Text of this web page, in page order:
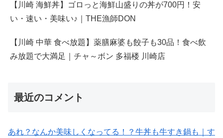
【川崎 海鮮丼】ゴロっと海鮮山盛りの丼が700円！安
い・速い・美味い♪｜THE漁師DON
【川崎 中華 食べ放題】薬膳麻婆も餃子も30品！食べ飲
み放題で大満足｜チャ～ボン 多福楼 川崎店
最近のコメント
あれ？なんか美味しくなってる！？牛丼も牛すき鍋も｜す